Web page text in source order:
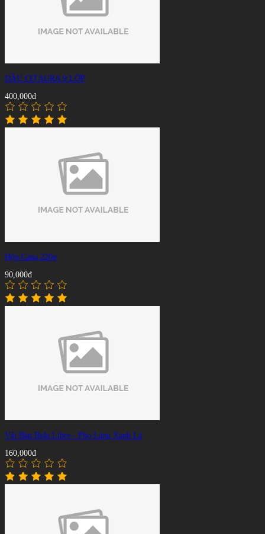
ĐẦU CƠ AURA 9 LỚP
400,000đ
Hộp Cana 220g
90,000đ
Vải Bàn Bida Libre - Pho Láng Xanh Lá
160,000đ